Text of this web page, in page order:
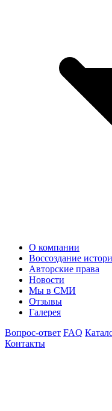
О компании
Воссоздание
Авторские права
Новости
Мы в СМИ
Отзывы
Галерея
Вопрос-ответ FAQ
Контакты